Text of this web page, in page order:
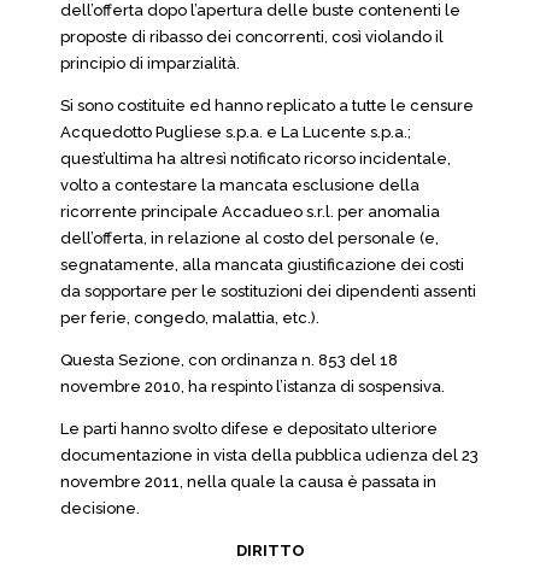
dell’offerta dopo l’apertura delle buste contenenti le
proposte di ribasso dei concorrenti, così violando il
principio di imparzialità.
Si sono costituite ed hanno replicato a tutte le censure
Acquedotto Pugliese s.p.a. e La Lucente s.p.a.;
quest’ultima ha altresì notificato ricorso incidentale,
volto a contestare la mancata esclusione della
ricorrente principale Accadueo s.r.l. per anomalia
dell’offerta, in relazione al costo del personale (e,
segnatamente, alla mancata giustificazione dei costi
da sopportare per le sostituzioni dei dipendenti assenti
per ferie, congedo, malattia, etc.).
Questa Sezione, con ordinanza n. 853 del 18
novembre 2010, ha respinto l’istanza di sospensiva.
Le parti hanno svolto difese e depositato ulteriore
documentazione in vista della pubblica udienza del 23
novembre 2011, nella quale la causa è passata in
decisione.
DIRITTO